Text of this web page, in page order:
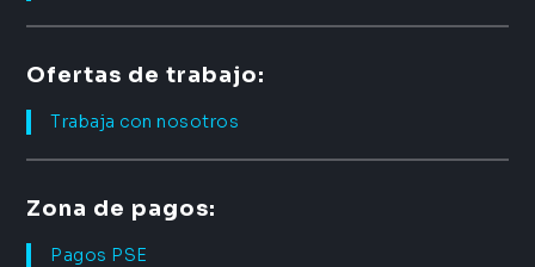
Ofertas de trabajo:
Trabaja con nosotros
Zona de pagos:
Pagos PSE